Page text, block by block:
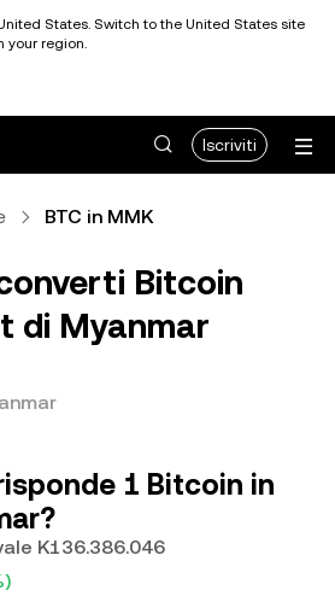
States. Switch to the United States site
your region.
Iscriviti
BTC in MMK
Bitcoin
di Myanmar
1 Bitcoin in
K136.386.046